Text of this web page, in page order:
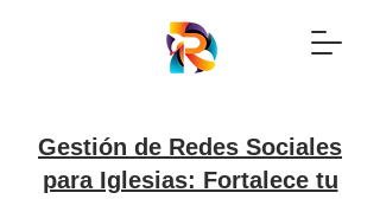
Gestión de Redes Sociales
para Iglesias: Fortalece tu